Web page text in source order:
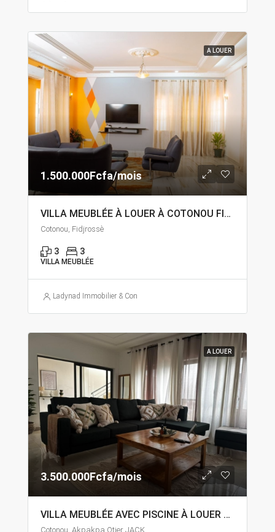
A LOUER
1.500.000Fcfa/mois
VILLA MEUBLÉE À LOUER À COTONOU FIDJROSSÈ
Cotonou, Fidjrossè
3 3
VILLA MEUBLÉE
Ladynad Immobilier & Construction
A LOUER
3.500.000Fcfa/mois
VILLA MEUBLÉE AVEC PISCINE À LOUER A COTONOU QUARTIER JACK
Cotonou, Akpakpa Qtier JACK